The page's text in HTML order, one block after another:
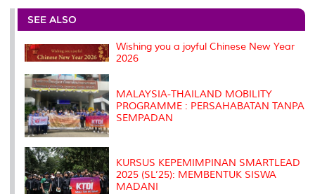
e
b
o
o
t
r
e
I
l
L
n
P
e
s
t
SEE ALSO
Wishing you a joyful Chinese New Year
2026
MALAYSIA-THAILAND MOBILITY
PROGRAMME : PERSAHABATAN TANPA
SEMPADAN
KURSUS KEPEMIMPINAN SMARTLEAD
2025 (SL’25): MEMBENTUK SISWA
MADANI